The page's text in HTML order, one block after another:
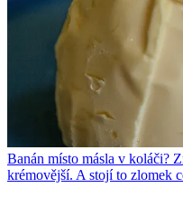
Banán místo másla v koláči?
krémovější. A stojí to zlomek